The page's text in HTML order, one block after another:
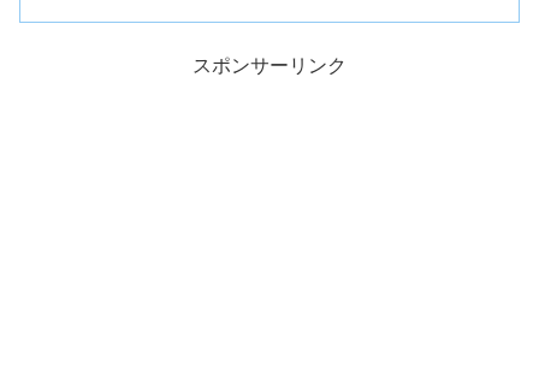
スポンサーリンク